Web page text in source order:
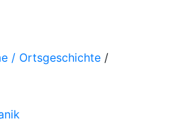
/ Ortsgeschichte /